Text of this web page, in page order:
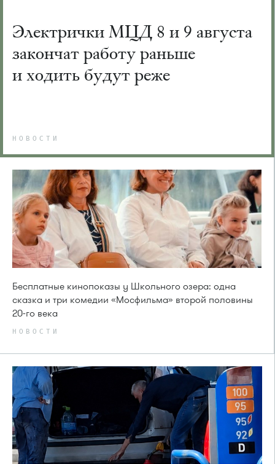
Электрички МЦД 8 и 9 августа
закончат работу раньше
и ходить будут реже
НОВОСТИ
Бесплатные кинопоказы у Школьного озера: одна
сказка и три комедии «Мосфильма» второй половины
20-го века
НОВОСТИ